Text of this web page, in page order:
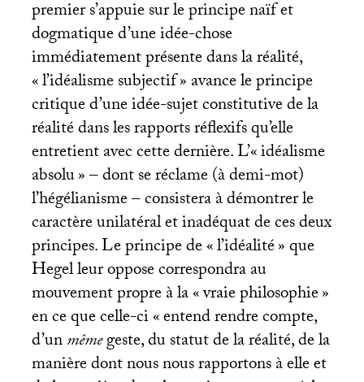
premier s’appuie sur le principe naïf et
dogmatique d’une idée-chose
immédiatement présente dans la réalité,
«l’idéalisme subjectif» avance le principe
critique d’une idée-sujet constitutive de la
réalité dans les rapports réflexifs qu’elle
entretient avec cette dernière. L’«idéalisme
absolu» – dont se réclame (à demi-mot)
l’hégélianisme – consistera à démontrer le
caractère unilatéral et inadéquat de ces deux
principes. Le principe de «l’idéalité» que
Hegel leur oppose correspondra au
mouvement propre à la «vraie philosophie»
en ce que celle-ci «entend rendre compte,
d’unmêmegeste, du statut de la réalité, de la
manière dont nous nous rapportons à elle et